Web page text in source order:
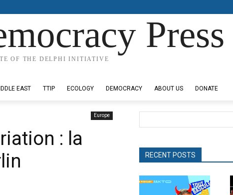
Press
OF THE DELPHI INITIATIVE
EAST TTIP ECOLOGY DEMOCRACY ABOUT US DONATE
Europe
: la
RECENT POSTS